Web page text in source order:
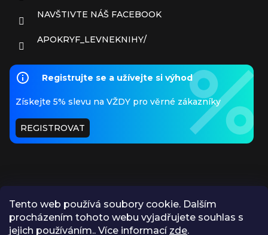
Tento web používá soubory cookie. Dalším
procházením tohoto webu vyjadřujete souhlas s
jejich používáním.. Více informací zde.
NAVŠTIVTE NÁŠ FACEBOOK
APOKRYF_LEVNEKNIHY/
Registrujte se a užívejte si výhod
Získejte 5% slevu na VŽDY pro věrné zákazníky
REGISTROVAT
PŘIJÍMÁME ONLINE PLATBY